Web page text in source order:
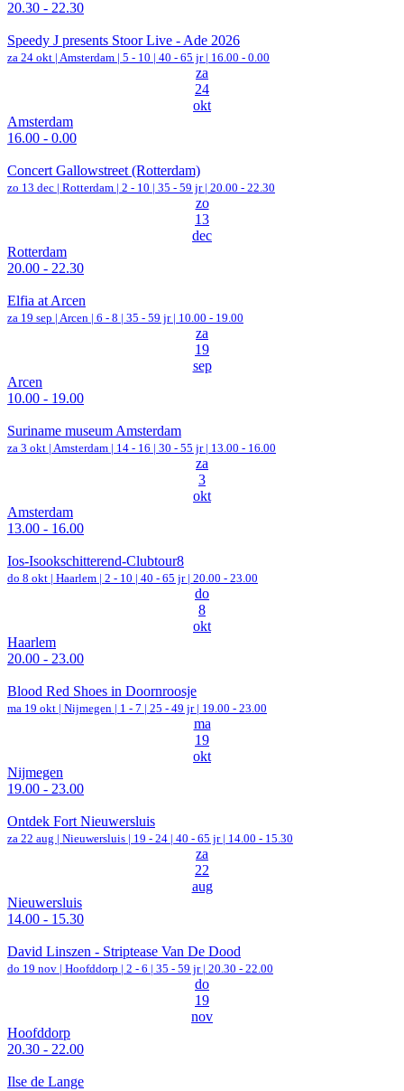
20.30 - 22.30
Speedy J presents Stoor Live - Ade 2026
za 24 okt | Amsterdam | 5 - 10 | 40 - 65 jr | 16.00 - 0.00
za
24
okt
Amsterdam
16.00 - 0.00
Concert Gallowstreet (Rotterdam)
zo 13 dec | Rotterdam | 2 - 10 | 35 - 59 jr | 20.00 - 22.30
zo
13
dec
Rotterdam
20.00 - 22.30
Elfia at Arcen
za 19 sep | Arcen | 6 - 8 | 35 - 59 jr | 10.00 - 19.00
za
19
sep
Arcen
10.00 - 19.00
Suriname museum Amsterdam
za 3 okt | Amsterdam | 14 - 16 | 30 - 55 jr | 13.00 - 16.00
za
3
okt
Amsterdam
13.00 - 16.00
Ios-Isookschitterend-Clubtour8
do 8 okt | Haarlem | 2 - 10 | 40 - 65 jr | 20.00 - 23.00
do
8
okt
Haarlem
20.00 - 23.00
Blood Red Shoes in Doornroosje
ma 19 okt | Nijmegen | 1 - 7 | 25 - 49 jr | 19.00 - 23.00
ma
19
okt
Nijmegen
19.00 - 23.00
Ontdek Fort Nieuwersluis
za 22 aug | Nieuwersluis | 19 - 24 | 40 - 65 jr | 14.00 - 15.30
za
22
aug
Nieuwersluis
14.00 - 15.30
David Linszen - Striptease Van De Dood
do 19 nov | Hoofddorp | 2 - 6 | 35 - 59 jr | 20.30 - 22.00
do
19
nov
Hoofddorp
20.30 - 22.00
Ilse de Lange